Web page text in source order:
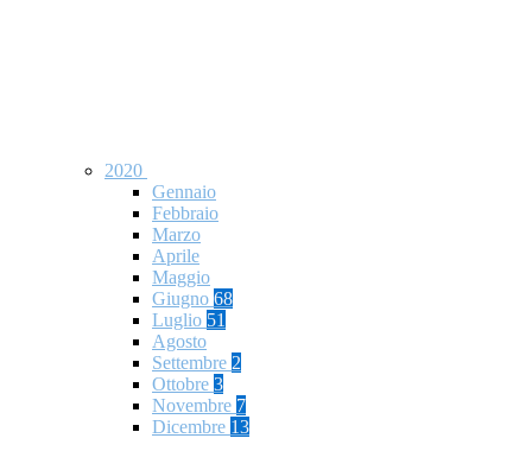
2020
Gennaio
Febbraio
Marzo
Aprile
Maggio
Giugno 68
Luglio 51
Agosto
Settembre 2
Ottobre 3
Novembre 7
Dicembre 13